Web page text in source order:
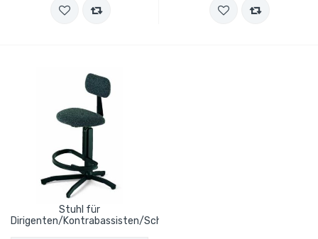
Stuhl für
Dirigenten/Kontrabassisten/Schlagzeuger